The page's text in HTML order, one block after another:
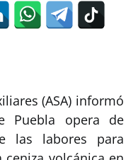
(ASA) informó
Puebla opera de
las labores para